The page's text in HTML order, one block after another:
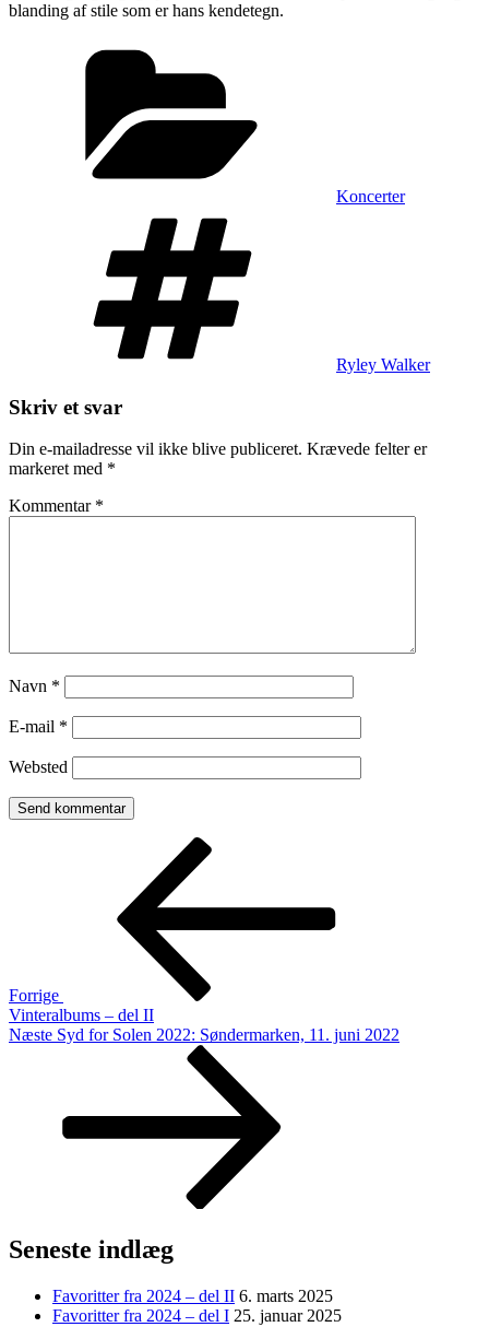
blanding af stile som er hans kendetegn.
Koncerter
Ryley Walker
Skriv et svar
Din e-mailadresse vil ikke blive publiceret. Krævede felter er
markeret med *
Kommentar *
Navn *
E-mail *
Websted
Indlægsnavigation
Forrige
Vinteralbums – del II
Næste
Næste Syd for Solen 2022: Søndermarken, 11. juni 2022
Seneste indlæg
Favoritter fra 2024 – del II 6. marts 2025
Favoritter fra 2024 – del I 25. januar 2025